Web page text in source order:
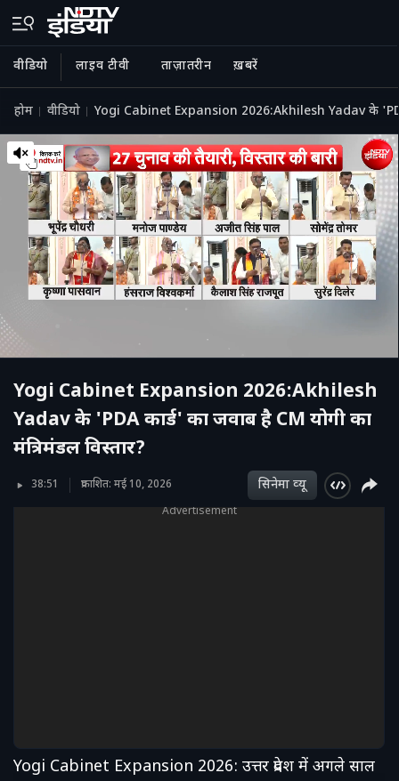
वीडियो लाइव टीवी ताज़ातरीन ख़बरें
होम वीडियो Yogi Cabinet Expansion 2026:Akhilesh Yadav के 'PDA
Yogi Cabinet Expansion 2026:Akhilesh
Yadav के 'PDA कार्ड' का जवाब है CM योगी का
मंत्रिमंडल विस्तार?
38:51 प्रकाशित: मई 10, 2026 सिनेमा व्‍यू
Advertisement
Yogi Cabinet Expansion 2026: उत्तर प्रदेश में अगले साल